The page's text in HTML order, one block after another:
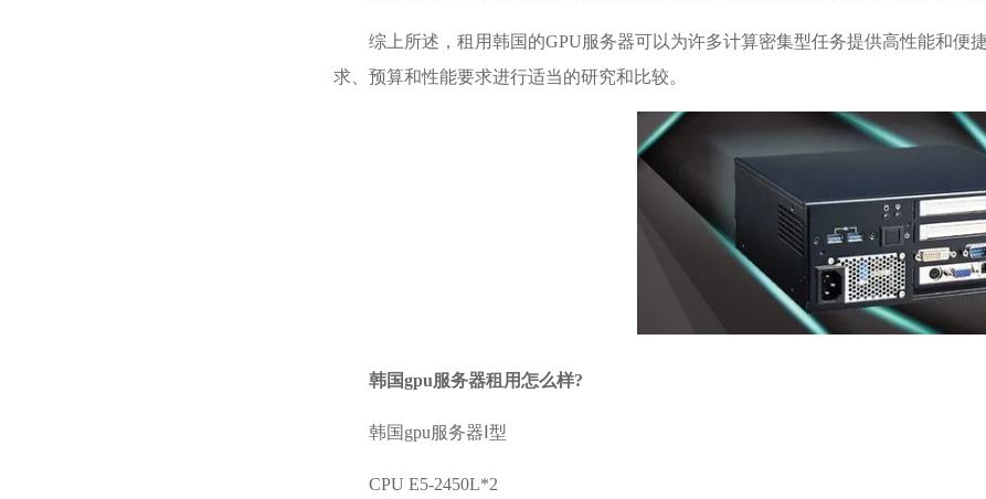
综上所述，租用韩国的GPU服务器可以为许多计算密集型任务提供高性能和便
求、预算和性能要求进行适当的研究和比较。
韩国gpu服务器租用怎么样?
韩国gpu服务器Ⅰ型
CPU E5-2450L*2